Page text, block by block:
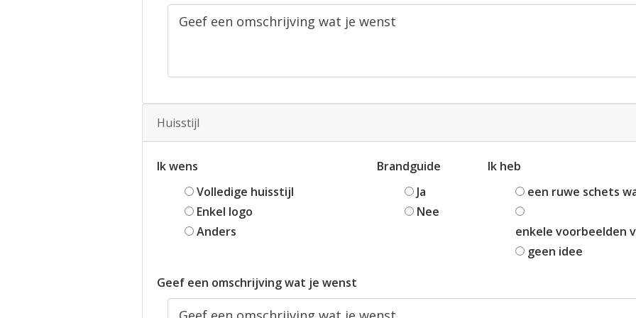
Huisstijl
Ik wens
Volledige huisstijl
Enkel logo
Anders
Brandguide
Ja
Nee
Ik heb
een ruwe schets
enkele voorbeelden
geen idee
Geef een omschrijving wat je wenst